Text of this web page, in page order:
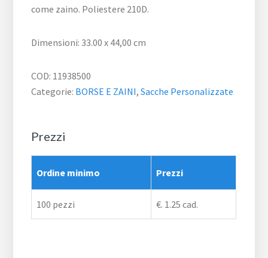
come zaino. Poliestere 210D.
Dimensioni: 33.00 x 44,00 cm
COD: 11938500
Categorie: BORSE E ZAINI,Sacche Personalizzate
Prezzi
Ordine minimo Prezzi
100 pezzi €. 1.25 cad.